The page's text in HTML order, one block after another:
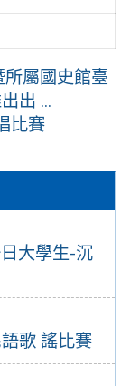
大學生-沉
歌 謠比賽
屬國史館臺
出 ...
比賽